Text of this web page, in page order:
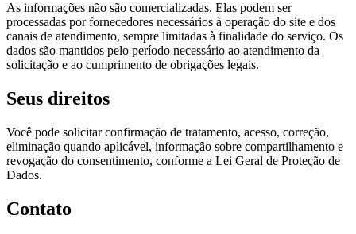
As informações não são comercializadas. Elas podem ser
processadas por fornecedores necessários à operação do site e dos
canais de atendimento, sempre limitadas à finalidade do serviço. Os
dados são mantidos pelo período necessário ao atendimento da
solicitação e ao cumprimento de obrigações legais.
Seus direitos
Você pode solicitar confirmação de tratamento, acesso, correção,
eliminação quando aplicável, informação sobre compartilhamento e
revogação do consentimento, conforme a Lei Geral de Proteção de
Dados.
Contato